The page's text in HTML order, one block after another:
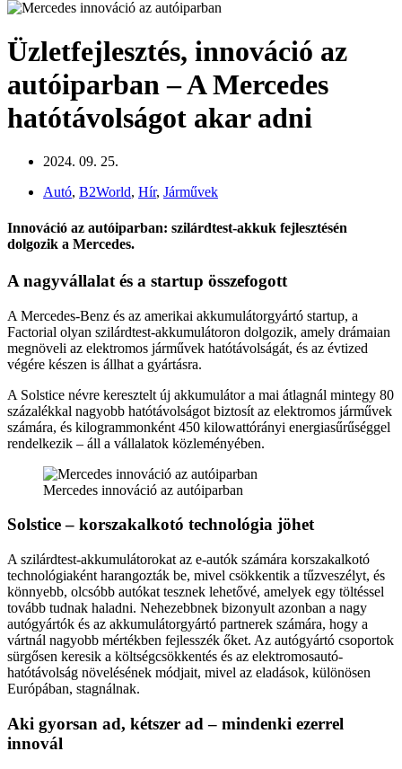
Üzletfejlesztés, innováció az
autóiparban – A Mercedes
hatótávolságot akar adni
2024. 09. 25.
Autó, B2World, Hír, Járművek
Innováció az autóiparban: szilárdtest-akkuk fejlesztésén
dolgozik a Mercedes.
A nagyvállalat és a startup összefogott
A Mercedes-Benz és az amerikai akkumulátorgyártó startup, a
Factorial olyan szilárdtest-akkumulátoron dolgozik, amely drámaian
megnöveli az elektromos járművek hatótávolságát, és az évtized
végére készen is állhat a gyártásra.
A Solstice névre keresztelt új akkumulátor a mai átlagnál mintegy 80
százalékkal nagyobb hatótávolságot biztosít az elektromos járművek
számára, és kilogrammonként 450 kilowattórányi energiasűrűséggel
rendelkezik – áll a vállalatok közleményében.
Mercedes innováció az autóiparban
Solstice – korszakalkotó technológia jöhet
A szilárdtest-akkumulátorokat az e-autók számára korszakalkotó
technológiaként harangozták be, mivel csökkentik a tűzveszélyt, és
könnyebb, olcsóbb autókat tesznek lehetővé, amelyek egy töltéssel
tovább tudnak haladni. Nehezebbnek bizonyult azonban a nagy
autógyártók és az akkumulátorgyártó partnerek számára, hogy a
vártnál nagyobb mértékben fejlesszék őket. Az autógyártó csoportok
sürgősen keresik a költségcsökkentés és az elektromosautó-
hatótávolság növelésének módjait, mivel az eladások, különösen
Európában, stagnálnak.
Aki gyorsan ad, kétszer ad – mindenki ezerrel
innovál